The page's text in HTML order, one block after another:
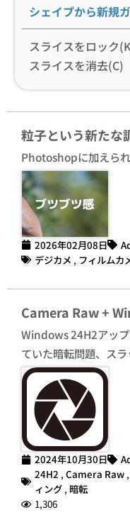
シェイプから新規
スライスをロック
スライスを消去(C)
粒子という新たな
Photoshopに加えら
2026年02月08日
デジカメ , フィルムカ
Camera Raw +
Windows 24H2アッ
ていた暗転問題、スラ
2024年10月30日
24H2 , Camera Raw ,
ィング , 暗転
1,306